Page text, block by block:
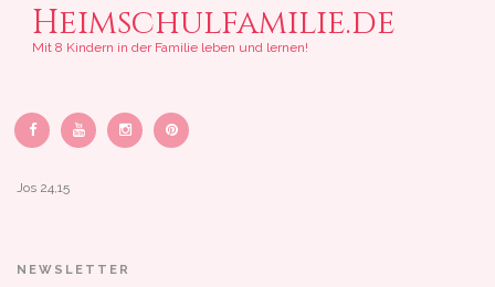
Heimschulfamilie.de
Mit 8 Kindern in der Familie leben und lernen!
Jos 24,15
NEWSLETTER